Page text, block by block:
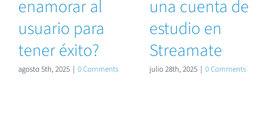
enamorar al
usuario para
tener éxito?
agosto 5th, 2025 | 0 Comments
una cuenta de
estudio en
Streamate
julio 28th, 2025 | 0 Comments